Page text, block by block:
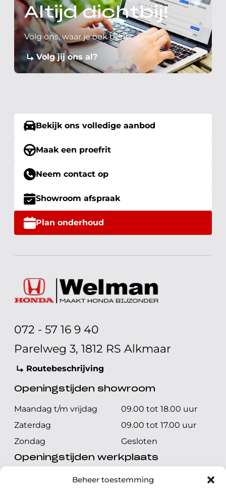
Beheer toestemming
Altijd dichtbij!
Volg ons, waar je ook bent
Volg jij ons al?
Bekijk ons volledige aanbod
Maak een proefrit
Neem contact op
Showroom afspraak
Plan onderhoud
072 - 57 16 9 40
Parelweg 3, 1812 RS Alkmaar
Routebeschrijving
Openingstijden showroom
Maandag t/m vrijdag
09.00 tot 18.00 uur
Zaterdag
09.00 tot 17.00 uur
Zondag
Gesloten
Openingstijden werkplaats
Maandag t/m vrijdag
08.00 tot 17.00 uur